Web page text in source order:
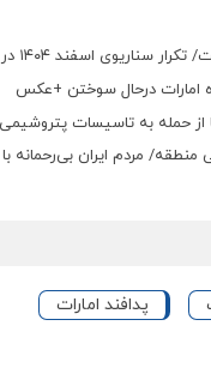
اسفند ۱۴۰۴ در آسمان دبی
امارات درحال سوختن +عکس
حمله به تاسیسات پتروشیمی
مردم ایران بی‌رحمانه با
پدافند امارات